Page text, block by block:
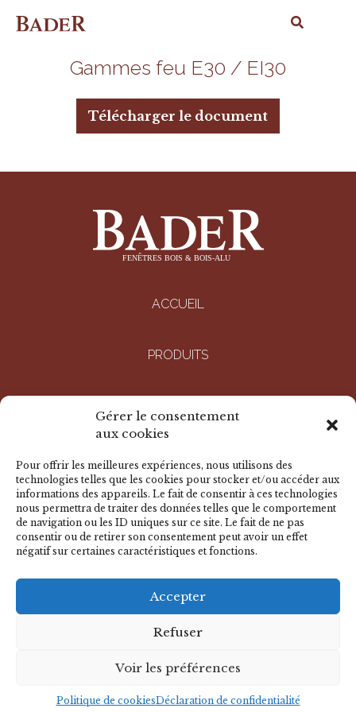
Gérer le consentement
aux cookies
Pour offrir les meilleures expériences, nous utilisons des
technologies telles que les cookies pour stocker et/ou accéder aux
informations des appareils. Le fait de consentir à ces technologies
nous permettra de traiter des données telles que le comportement
de navigation ou les ID uniques sur ce site. Le fait de ne pas
consentir ou de retirer son consentement peut avoir un effet
négatif sur certaines caractéristiques et fonctions.
Accepter
Refuser
Voir les préférences
Politique de cookiesDéclaration de confidentialité
Gammes feu E30 / EI30
Télécharger le document
ACCUEIL
PRODUITS
DOCUMENTS
NOUS CONTACTER
© 2026 BADER - Tous droits réservés
Déclaration de confidentialité
CACTUSAgence conseil en communication